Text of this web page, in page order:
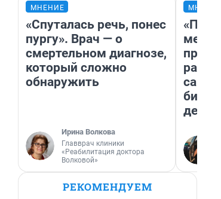
МНЕНИЕ
«Спуталась речь, понес
пургу». Врач — о
смертельном диагнозе,
который сложно
обнаружить
Ирина Волкова
Главврач клиники
«Реабилитация доктора
Волковой»
РЕКОМЕНДУЕМ